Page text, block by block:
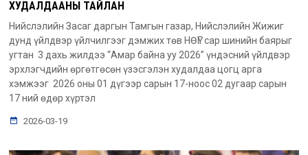
ХУДАЛДААНЫ ТАЙЛАН
Нийслэлийн Засаг даргын Тамгын газар, Нийслэлийн Жижиг
дунд үйлдвэр үйлчилгээг дэмжих төв НӨҮГ сар шинийн баярыг
угтан 3 дахь жилдээ “Амар байна уу 2026” үндэсний үйлдвэр
эрхлэгчдийн өргөтгөсөн үзэсгэлэн худалдаа цогц арга
хэмжээг 2026 оны 01 дүгээр сарын 17-ноос 02 дугаар сарын
17 ний өдөр хүртэл
2026-03-19